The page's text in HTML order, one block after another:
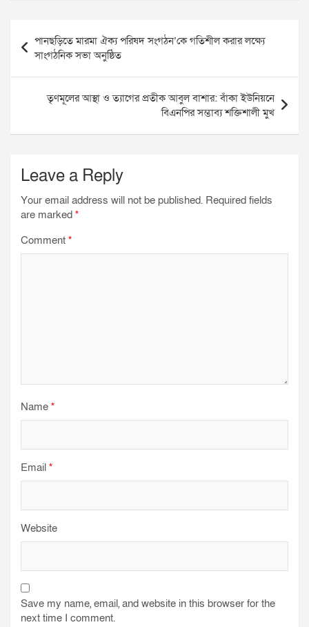
e
b
o
t
e
t
A
e
r
i
r
navigation
পানছড়িতে মারমা ঐক্য পরিষদ সংগঠন’কে গতিশীল করার লক্ষ্যে
সাংগঠনিক সভা অনুষ্ঠিত
তৃণমূলের আস্থা ও ত্যাগের প্রতীক আবুল বাশার: বাঁকা ইউনিয়নে
বিএনপির সম্ভাব্য শক্তিশালী মুখ
Leave a Reply
Your email address will not be published. Required fields
are marked *
Comment *
Name *
Email *
Website
Save my name, email, and website in this browser for the
next time I comment.